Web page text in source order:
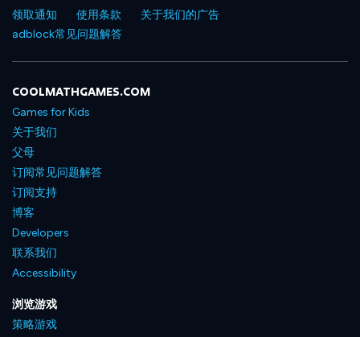
领取通知
使用条款
关于我们的广告
adblock常见问题解答
COOLMATHGAMES.COM
Games for Kids
关于我们
父母
订阅常见问题解答
订阅支持
博客
Developers
联系我们
Accessibility
浏览游戏
策略游戏